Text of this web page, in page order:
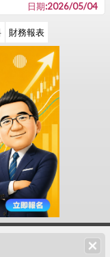
日期:2026/05/04
財務報表